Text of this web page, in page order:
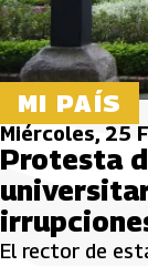
MI PAÍS
Miércoles, 25
Protesta
El rector de